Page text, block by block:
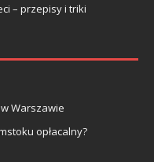
– przepisy i triki
Warszawie
opłacalny?